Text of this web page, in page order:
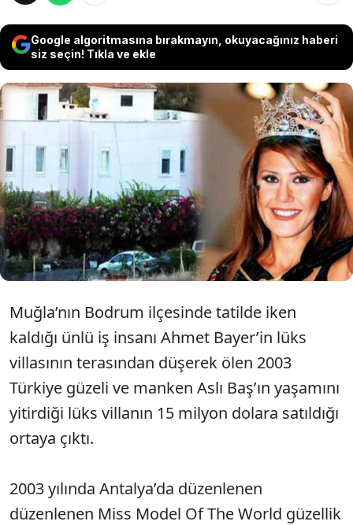
Google algoritmasına bırakmayın, okuyacağınız haberi
siz seçin! Tıkla ve ekle
2003 Türkiye güzeli ve manken Aslı Baş’ın
şaibeli şekilde yaşamını yitirdiği lüks villa 15
milyon dolara satıldı. Villayı 2018'de AKP'den
milletvekili aday adayı olan Eşref Keleş aldı.
Muğla’nın Bodrum ilçesinde tatilde iken
kaldığı ünlü iş insanı Ahmet Bayer’in lüks
villasının terasından düşerek ölen 2003
Türkiye güzeli ve manken Aslı Baş’ın yaşamını
yitirdiği lüks villanın 15 milyon dolara satıldığı
ortaya çıktı.
2003 yılında Antalya’da düzenlenen
düzenlenen Miss Model Of The World güzellik